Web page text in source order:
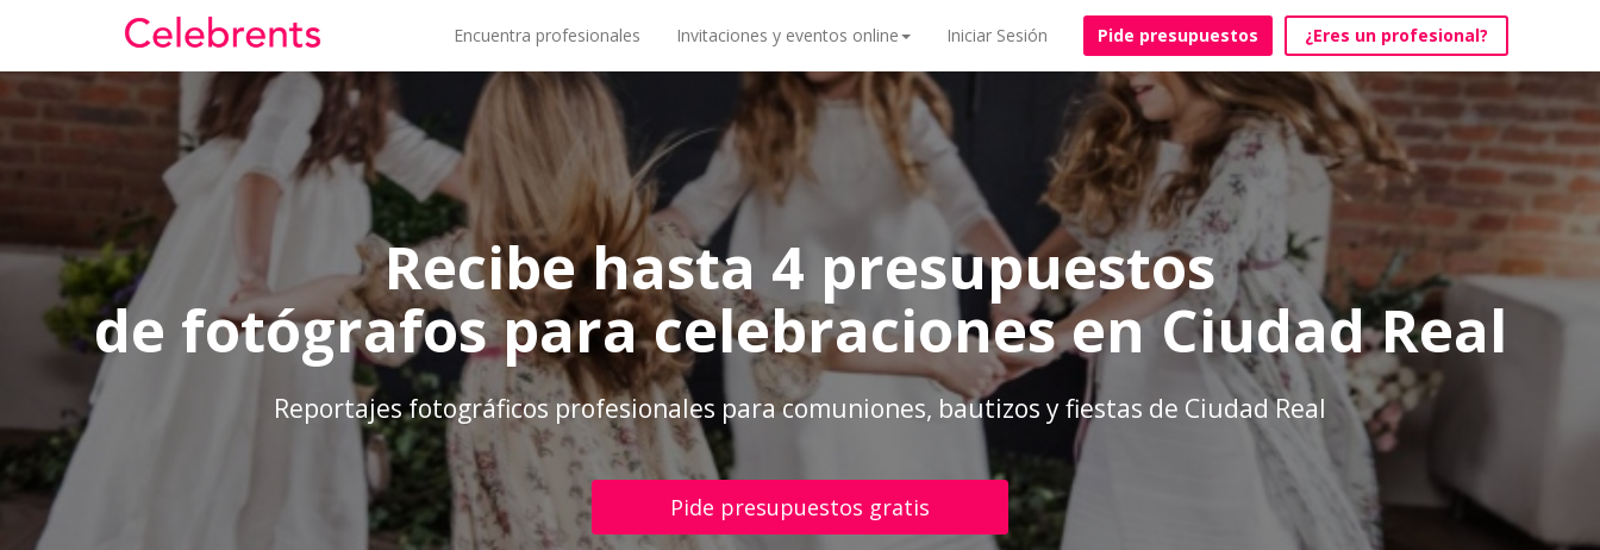
Encuentra profesionales Invitaciones y eventos online Iniciar Sesión Pide presupuestos ¿Eres un profesional?
Recibe hasta 4 presupuestos
de fotógrafos para celebraciones en Ciudad Real
Reportajes fotográficos profesionales para comuniones, bautizos y fiestas de Ciudad Real
Pide presupuestos gratis